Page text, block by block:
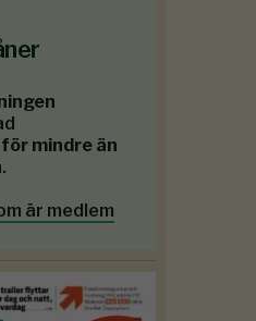
för mindre än
.
är medlem